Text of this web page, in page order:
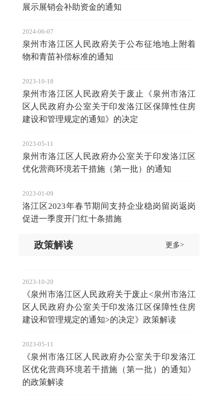
展示展销会补助资金的通知
2024-06-07
泉州市洛江区人民政府关于公布征地地上附着
物和青苗补偿标准的通知
2023-10-18
泉州市洛江区人民政府关于废止《泉州市洛江
区人民政府办公室关于印发洛江区保障性住房
建设和管理规定的通知》的决定
2023-05-11
泉州市洛江区人民政府办公室关于印发洛江区
优化营商环境若干措施（第一批）的通知
2023-01-09
洛江区2023年春节期间支持企业稳岗留岗返岗
促进一季度开门红十条措施
政策解读 更多>
2023-10-20
《泉州市洛江区人民政府关于废止<泉州市洛江
区人民政府办公室关于印发洛江区保障性住房
建设和管理规定的通知>的决定》政策解读
2023-05-11
《泉州市洛江区人民政府办公室关于印发洛江
区优化营商环境若干措施（第一批）的通知》
的政策解读